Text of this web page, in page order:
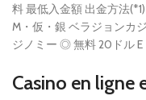
料 最低入金額 出金方法
M・仮・銀 ベラジョンカ
ジノミー ◎ 無料 20ドル E
Casino en ligne